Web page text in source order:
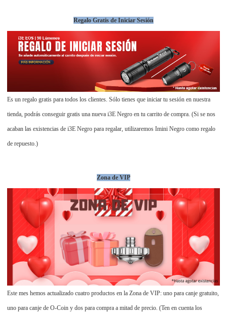
Regalo Gratis de Iniciar Sesión
Es un regalo gratis para todos los clientes. Sólo tienes que iniciar tu sesión en nuestra
tienda, podrás conseguir gratis una nueva i3E Negro en tu carrito de compra. (Si se nos
acaban las existencias de i3E Negro para regalar, utilizaremos Imini Negro como regalo
de repuesto.)
Zona de VIP
Este mes hemos actualizado cuatro productos en la Zona de VIP: uno para canje gratuito,
uno para canje de O-Coin y dos para compra a mitad de precio. (Ten en cuenta los